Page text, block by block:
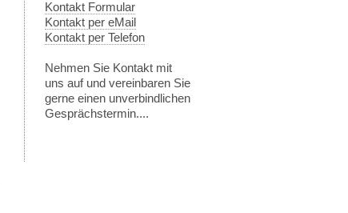
Kontakt Formular
Kontakt per eMail
Kontakt per Telefon
Nehmen Sie Kontakt mit
uns auf und vereinbaren Sie
gerne einen unverbindlichen
Gesprächstermin....